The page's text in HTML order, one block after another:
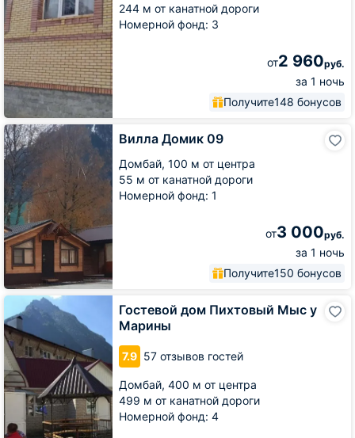
244 м от канатной дороги
Номерной фонд: 3
от2 960руб.
за 1 ночь
Получите148 бонусов
Вилла Домик 09
Домбай, 100 м от центра
55 м от канатной дороги
Номерной фонд: 1
от3 000руб.
за 1 ночь
Получите150 бонусов
Вилла
Домик
09
Гостевой дом Пихтовый Мыс у
Марины
7.9 57 отзывов гостей
Домбай, 400 м от центра
499 м от канатной дороги
Номерной фонд: 4
Гостевой
дом
Пихтовый
Мыс
у
Марины